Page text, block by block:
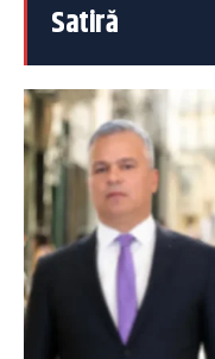
Satiră